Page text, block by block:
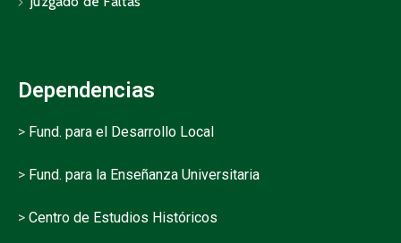
Dependencias
> Fund. para el Desarrollo Local
> Fund. para la Enseñanza Universitaria
> Centro de Estudios Históricos